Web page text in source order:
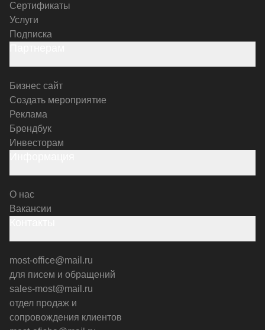
Сертификаты
Услуги
Подписка
Бизнес сайт
Создать мероприятие
Реклама
Брендбук
Инвесторам
О нас
Вакансии
most-office@mail.ru
для писем и обращений
sales-most@mail.ru
отдел продаж и
сопровождения клиентов